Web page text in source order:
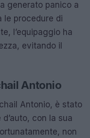
generato panico a
le procedure di
l’equipaggio ha
evitando il
Antonio
Antonio, è stato
con la sua
non